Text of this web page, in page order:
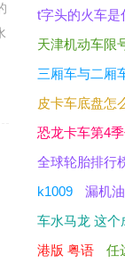
t字头的火车是
天津机动车限
三厢车与二厢
皮卡车底盘怎
恐龙卡车第4
全球轮胎排行
k1009
漏机油
车水马龙 这个
港版 粤语
任